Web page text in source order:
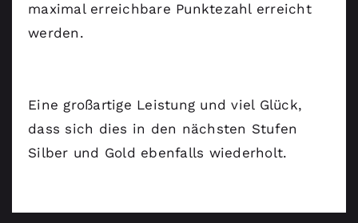
maximal erreichbare Punktezahl erreicht
werden.
Eine großartige Leistung und viel Glück,
dass sich dies in den nächsten Stufen
Silber und Gold ebenfalls wiederholt.